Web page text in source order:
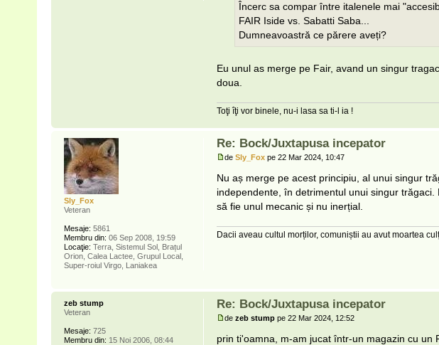
Încerc sa compar între italenele mai
FAIR Iside vs. Sabatti Saba...
Dumneavoastră ce părere aveți?
Eu unul as merge pe Fair, avand un singur
doua.
Toţi îţi vor binele, nu-i lasa sa ti-l ia !
Re: Bock/Juxtapusa incepator
de Sly_Foxpe 22 Mar 2024, 10:47
Nu aș merge pe acest principiu, al unui singur
independente, în detrimentul unui singur
să fie unul mecanic și nu inerțial.
Dacii aveau cultul morților, comuniștii au avut moartea
Sly_Fox
Veteran
Mesaje: 5861
Membru din: 06 Sep 2008, 19:59
Locaţie: Terra, Sistemul Sol, Brațul
Orion, Calea Lactee, Grupul Local,
Super-roiul Virgo, Laniakea
Re: Bock/Juxtapusa incepator
de zeb stumppe 22 Mar 2024, 12:52
prin ti'oamna, m-am jucat într-un magazin cu un
zeb stump
Veteran
Mesaje: 725
Membru din: 15 Noi 2006, 08:44